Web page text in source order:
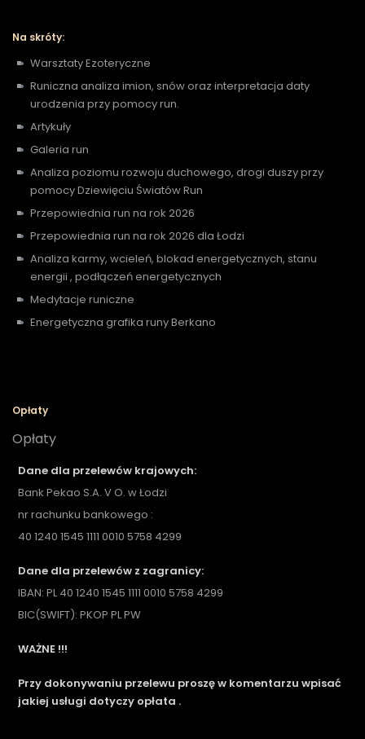
Na skróty:
Warsztaty Ezoteryczne
Runiczna analiza imion, snów oraz interpretacja daty
urodzenia przy pomocy run.
Artykuły
Galeria run
Analiza poziomu rozwoju duchowego, drogi duszy przy
pomocy Dziewięciu Światów Run
Przepowiednia run na rok 2026
Przepowiednia run na rok 2026 dla Łodzi
Analiza karmy, wcieleń, blokad energetycznych, stanu
energii , podłączeń energetycznych
Medytacje runiczne
Energetyczna grafika runy Berkano
Opłaty
Opłaty
Dane dla przelewów krajowych:
Bank Pekao S.A. V O. w Łodzi
nr rachunku bankowego :
40 1240 1545 1111 0010 5758 4299
Dane dla przelewów z zagranicy:
IBAN: PL 40 1240 1545 1111 0010 5758 4299
BIC(SWIFT): PKOP PL PW
WAŻNE !!!
Przy dokonywaniu przelewu proszę w komentarzu wpisać
jakiej usługi dotyczy opłata .